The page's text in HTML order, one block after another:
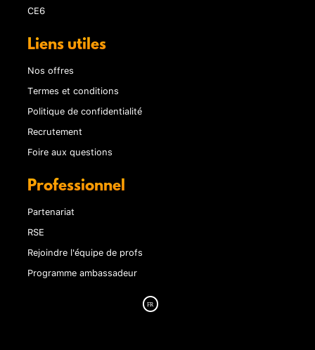
CE6
Liens utiles
Nos offres
Termes et conditions
Politique de confidentialité
Recrutement
Foire aux questions
Professionnel
Partenariat
RSE
Rejoindre l'équipe de profs
Programme ambassadeur